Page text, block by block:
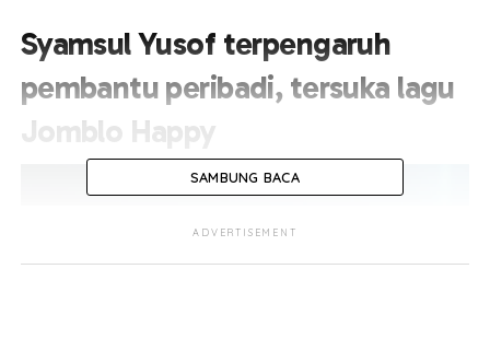
Syamsul Yusof terpengaruh
pembantu peribadi, tersuka lagu
Jomblo Happy
SAMBUNG BACA
ADVERTISEMENT